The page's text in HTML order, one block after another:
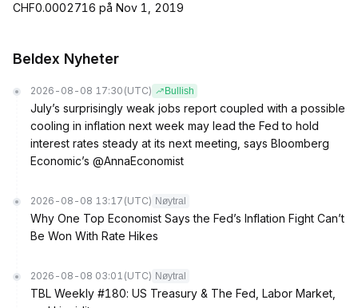
CHF0.0002716 på Nov 1, 2019
Beldex Nyheter
2026-08-08 17:30 (UTC) Bullish
July’s surprisingly weak jobs report coupled with a possible
cooling in inflation next week may lead the Fed to hold
interest rates steady at its next meeting, says Bloomberg
Economic’s @AnnaEconomist
2026-08-08 13:17 (UTC) Nøytral
Why One Top Economist Says the Fed’s Inflation Fight Can’t
Be Won With Rate Hikes
2026-08-08 03:01 (UTC) Nøytral
TBL Weekly #180: US Treasury & The Fed, Labor Market,